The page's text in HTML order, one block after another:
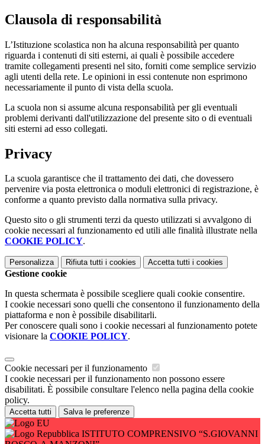
Clausola di responsabilità
L’Istituzione scolastica non ha alcuna responsabilità per quanto
riguarda i contenuti di siti esterni, ai quali è possibile accedere
tramite collegamenti presenti nel sito, forniti come semplice servizio
agli utenti della rete. Le opinioni in essi contenute non esprimono
necessariamente il punto di vista della scuola.
La scuola non si assume alcuna responsabilità per gli eventuali
problemi derivanti dall'utilizzazione del presente sito o di eventuali
siti esterni ad esso collegati.
Privacy
La scuola garantisce che il trattamento dei dati, che dovessero
pervenire via posta elettronica o moduli elettronici di registrazione, è
conforme a quanto previsto dalla normativa sulla privacy.
Questo sito o gli strumenti terzi da questo utilizzati si avvalgono di
cookie necessari al funzionamento ed utili alle finalità illustrate nella
COOKIE POLICY.
Personalizza Rifiuta tutti i cookies Accetta tutti i cookies
Gestione cookie
In questa schermata è possibile scegliere quali cookie consentire.
I cookie necessari sono quelli che consentono il funzionamento della
piattaforma e non è possibile disabilitarli.
Per conoscere quali sono i cookie necessari al funzionamento potete
visionare la COOKIE POLICY.
Cookie necessari per il funzionamento
I cookie necessari per il funzionamento non possono essere
disabilitati. È possibile consultare l'elenco nella pagina della cookie
policy.
Accetta tutti Salva le preferenze
ISTITUTO COMPRENSIVO “S.GIOVANNI